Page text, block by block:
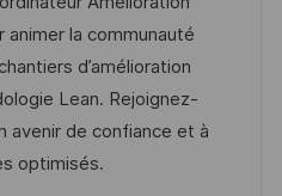
d
’
a
f
é
g
o
r
i
la communauté
d’amélioration
Lean. Rejoignez-
avenir de confiance et à
optimisés.